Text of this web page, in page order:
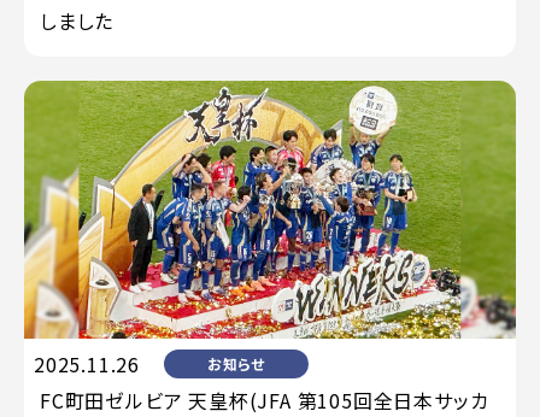
しました
2025.11.26 お知らせ
FC町田ゼルビア 天皇杯(JFA 第105回全日本サッカ